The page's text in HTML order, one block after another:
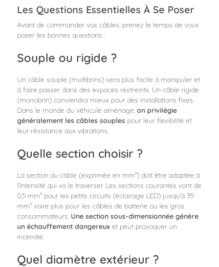
Les Questions Essentielles À Se Poser
Avant de commander vos câbles, prenez le temps de vous
poser les bonnes questions :
Souple ou rigide ?
Un câble souple (multibrins) sera plus facile à manipuler et
à faire passer dans des espaces restreints. Un câble rigide
(monobrin) conviendra mieux pour des installations fixes.
Dans le monde du véhicule aménagé, on privilégie
généralement les câbles souples pour leur flexibilité et
leur résistance aux vibrations.
Quelle section choisir ?
La section du câble (exprimée en mm²) doit être adaptée à
l’intensité qui va le traverser. Les sections courantes vont de
0,5 mm² pour les petits circuits (éclairage LED) jusqu’à 35
mm² voire plus pour les câbles de batterie ou les gros
consommateurs. Une section sous-dimensionnée génère
un échauffement dangereux et peut provoquer un
incendie.
Quel diamètre extérieur ?